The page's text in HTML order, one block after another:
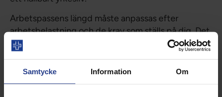
Samtycke Information Om
Arbetspassens längd måste anpassas efter
arbetsbelastning och de krav som ställs på dig. Det
är särskilt viktigt när det krävs snabba
påverkar hälsan negativt och risken att göra fel